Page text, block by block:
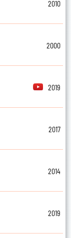
2010
2000
2019
2017
2014
2019